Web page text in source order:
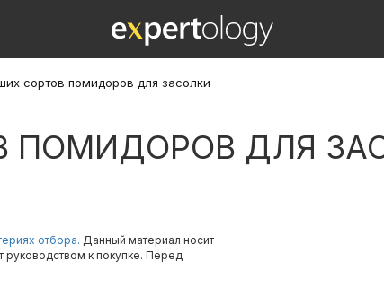
сортов помидоров для засолки
ПОМИДОРОВ ДЛЯ
отбора. Данный материал носит
руководством к покупке. Перед